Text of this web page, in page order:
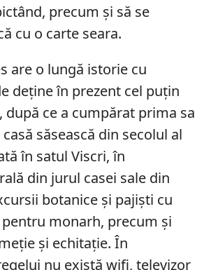
precum și să se
cu o carte seara.
are o lungă istorie cu
deține în prezent cel puțin
după ce a cumpărat prima sa
săsească din secolul al
în satul Viscri, în
din jurul casei sale din
botanice și pajiști cu
monarh, precum și
și echitație. În
nu există wifi, televizor